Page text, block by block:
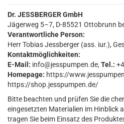
Dr. JESSBERGER GmbH
Jägerweg 5–7, D-85521 Ottobrunn
Verantwortliche Person:
Herr Tobias Jessberger (ass. iur.),
Kontaktmöglichkeiten:
E-Mail: info@jesspumpen.de, Tel.:
Homepage: https://
https://shop.jesspumpen.de/
Bitte beachten und prüfen Sie die
eingesetzten Materialien im Hinblick
tragen Sie beim Einsatz des